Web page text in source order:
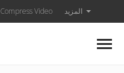
Compress Video المزيد